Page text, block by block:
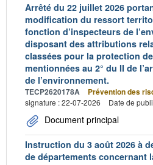
Arrêté du 22 juillet 2026
modification du ressort
fonction d’inspecteurs de
disposant des attributions
classées pour la protection
mentionnées au 2° du II de
de l’environnement.
TECP2620178A Prévention des
signature : 22-07-2026
Date de
Document principal
Instruction du 3 août 2026 à
de départements concernant